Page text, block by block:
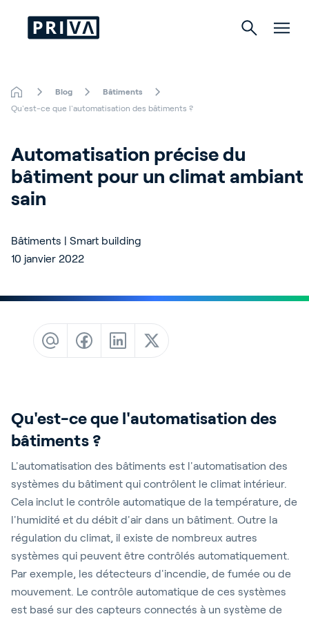
Horticulture
Culture d’intérieur
About Priva
Contact
Customer Stories
Partnerfinder
Academy
Connexion
Français
Blog
Bâtiments
Qu'est-ce que l'automatisation des bâtiments ?
Automatisation précise du
bâtiment pour un climat ambiant
sain
Bâtiments | Smart building
10 janvier 2022
Qu'est-ce que l'automatisation des
bâtiments ?
L'automatisation des bâtiments est l'automatisation des
systèmes du bâtiment qui contrôlent le climat intérieur.
Cela inclut le contrôle automatique de la température, de
l'humidité et du débit d'air dans un bâtiment. Outre la
régulation du climat, il existe de nombreux autres
systèmes qui peuvent être contrôlés automatiquement.
Par exemple, les détecteurs d'incendie, de fumée ou de
mouvement. Le contrôle automatique de ces systèmes
est basé sur des capteurs connectés à un système de